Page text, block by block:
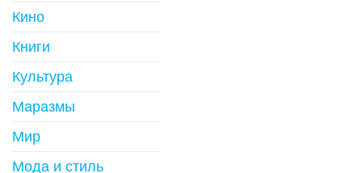
Кино
Книги
Культура
Маразмы
Мир
Мода и стиль